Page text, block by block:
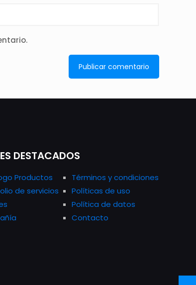
DESTACADOS
Productos
de servicios
Términos y condiciones
Políticas de uso
Política de datos
Contacto